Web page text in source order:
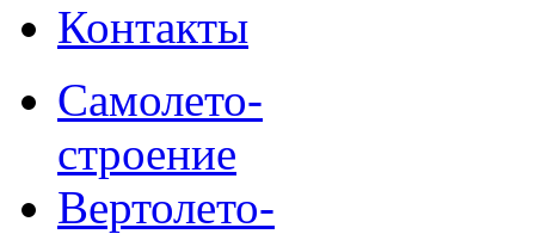
Контакты
Самолето-
строение
Вертолето-